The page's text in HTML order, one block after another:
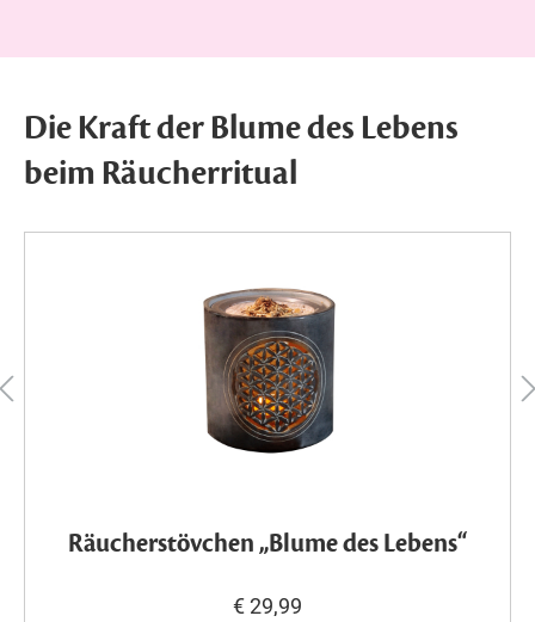
Die Kraft der Blume des Lebens
beim Räucherritual
Räucherstövchen „Blume des Lebens“
€ 29,99